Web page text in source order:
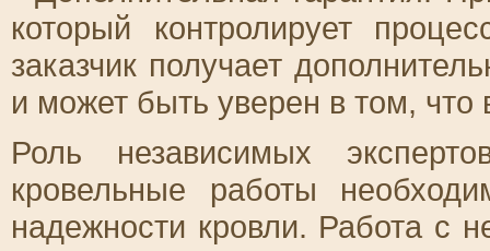
который контролирует
заказчик получает
и может быть уверен в том,
Роль независимых
кровельные работы
надежности кровли. Работа с